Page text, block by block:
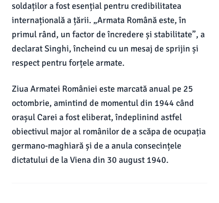
soldaților a fost esențial pentru credibilitatea
internațională a țării. „Armata Română este, în
primul rând, un factor de încredere și stabilitate”, a
declarat Singhi, încheind cu un mesaj de sprijin și
respect pentru forțele armate.
Ziua Armatei României este marcată anual pe 25
octombrie, amintind de momentul din 1944 când
orașul Carei a fost eliberat, îndeplinind astfel
obiectivul major al românilor de a scăpa de ocupația
germano-maghiară și de a anula consecințele
dictatului de la Viena din 30 august 1940.